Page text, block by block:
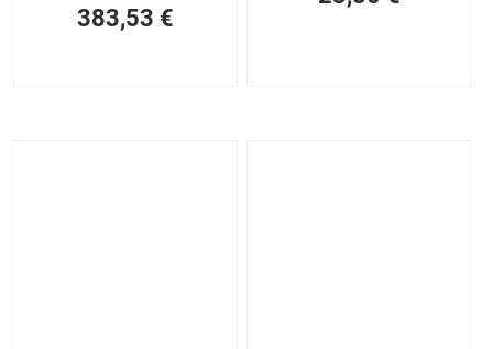
383,53 €